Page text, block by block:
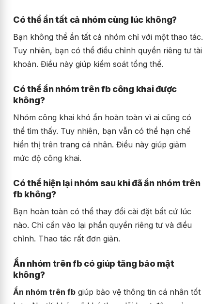
Có thể ẩn tất cả nhóm cùng lúc không?
Bạn không thể ẩn tất cả nhóm chỉ với một thao tác.
Tuy nhiên, bạn có thể điều chỉnh quyền riêng tư tài
khoản. Điều này giúp kiểm soát tổng thể.
Có thể ẩn nhóm trên fb công khai được
không?
Nhóm công khai khó ẩn hoàn toàn vì ai cũng có
thể tìm thấy. Tuy nhiên, bạn vẫn có thể hạn chế
hiển thị trên trang cá nhân. Điều này giúp giảm
mức độ công khai.
Có thể hiện lại nhóm sau khi đã ẩn nhóm trên
fb không?
Bạn hoàn toàn có thể thay đổi cài đặt bất cứ lúc
nào. Chỉ cần vào lại phần quyền riêng tư và điều
chỉnh. Thao tác rất đơn giản.
Ẩn nhóm trên fb có giúp tăng bảo mật
không?
Ẩn nhóm trên fb giúp bảo vệ thông tin cá nhân tốt